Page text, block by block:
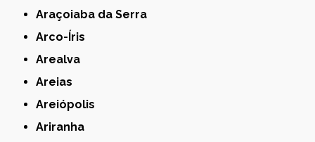
Araçoiaba da Serra
Arco-Íris
Arealva
Areias
Areiópolis
Ariranha